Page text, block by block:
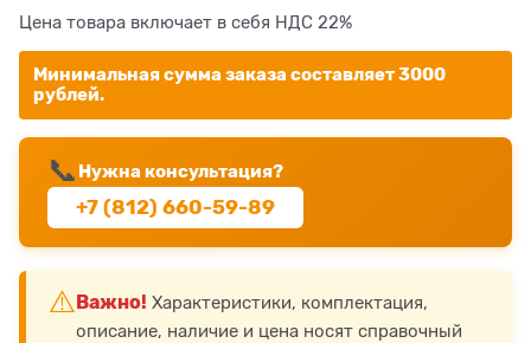
Цена товара включает в себя НДС 22%
Минимальная сумма заказа составляет 3000
рублей.
📞 Нужна консультация?
+7 (812) 660-59-89
⚠️ Важно! Характеристики, комплектация,
описание, наличие и цена носят справочный